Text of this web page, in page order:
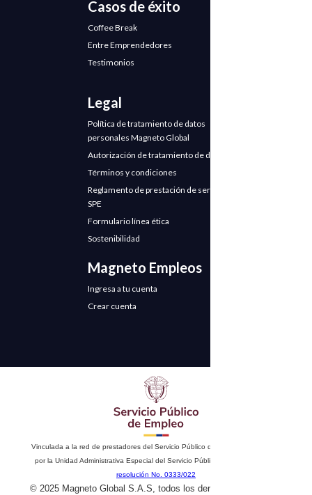
Casos de éxito
Coffee Break
Entre Emprendedores
Testimonios
Legal
Política de tratamiento de datos
personales Magneto Global
Autorización de tratamiento de datos
Términos y condiciones
Reglamento de prestación de servicios
SPE
Formulario línea ética
Sostenibilidad
Magneto Empleos
Ingresa a tu cuenta
Crear cuenta
Vinculada a la red de prestadores del Servicio Público de Empleo. Autorizado
por la Unidad Administrativa Especial del Servicio Público de Empleo según
resolución No. 0333/022
© 2025 Magneto Global S.A.S, todos los derechos reservados